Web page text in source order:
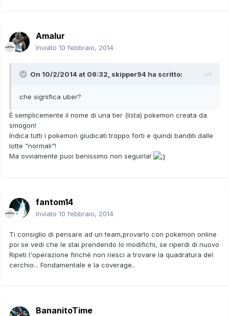
Amalur
Inviato 10 febbraio, 2014
On 10/2/2014 at 06:32, skipper94 ha scritto:
che significa uber?
È semplicemente il nome di una tier (lista) pokemon creata da
smogon!
Indica tutti i pokemon giudicati troppo forti e quindi banditi dalle
lotte "normali"!
Ma ovviamente puoi benissimo non seguirla!
fantom14
Inviato 10 febbraio, 2014
Ti consiglio di pensare ad un team,provarlo con pokemon online
poi se vedi che le stai prendendo lo modifichi, se riperdi di nuovo
Ripeti l'operazione finché non riesci a trovare la quadratura del
cerchio... Fondamentale e la coverage..
BananitoTime